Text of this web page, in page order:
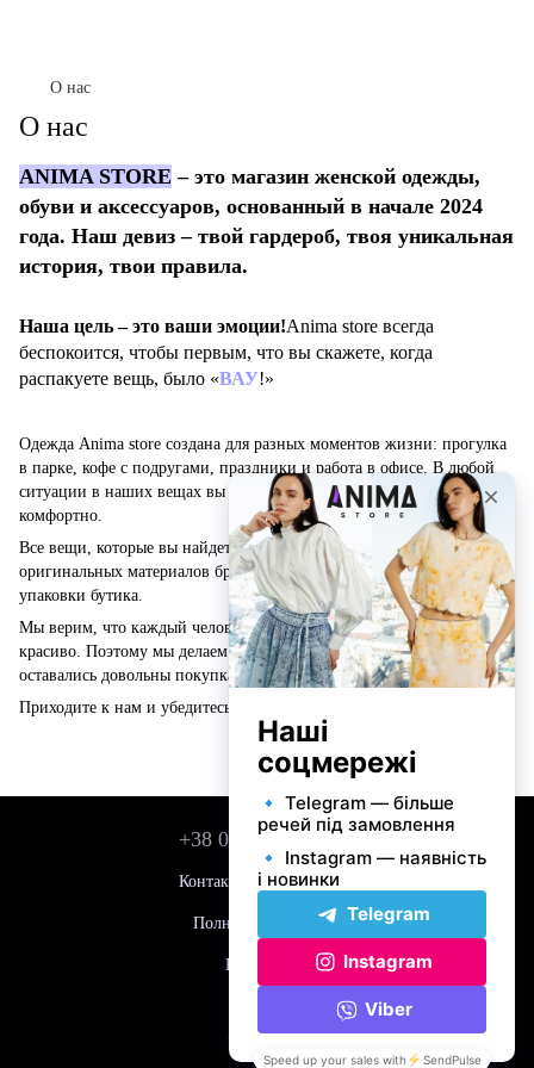
О нас
О нас
ANIMA STORE – это магазин женской одежды,
обуви и аксессуаров, основанный в начале 2024
года. Наш девиз – твой гардероб, твоя уникальная
история, твои правила.
Наша цель – это ваши эмоции!Anima store всегда
беспокоится, чтобы первым, что вы скажете, когда
распакуете вещь, было «ВАУ!»
Одежда Anima store создана для разных моментов жизни: прогулка
в парке, кофе с подругами, праздники и работа в офисе. В любой
ситуации в наших вещах вы будете чувствовать себя уверенно и
комфортно.
Все вещи, которые вы найдете в Anima store, созданы из
оригинальных материалов бренда и имеют полный комплект
упаковки бутика.
Мы верим, что каждый человек хочет чувствовать себя уверенно и
красиво. Поэтому мы делаем все возможное, чтобы наши клиенты
оставались довольны покупками.
Приходите к нам и убедитесь сами!
+38 050 743 01 42
Контактная информация
Полная версия сайта
Карта сайта
Укр